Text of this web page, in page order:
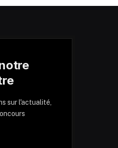
sur l'actualité,